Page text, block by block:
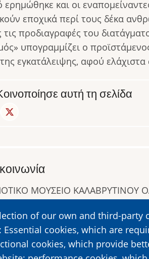
ερημώθηκε και οι
εποχικά περί τους δέκα
τις προδιαγραφές του
υπογραμμίζει ο
εγκατάλειψης, αφού ελάχιστα
αυτή τη σελίδα
of our own and third-party
Essential cookies, which are
cookies, which provide
ΜΟΥΣΕΙΟ ΚΑΛΑΒΡΥΤΙΝΟΥ
2692023646, 2692360220
www.dmko.gr || info@dmko.gr